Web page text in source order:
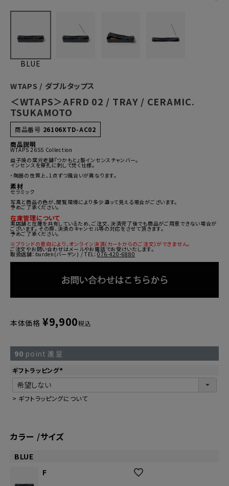
BLUE
WTAPS / ダブルタップス
＜WTAPS＞AFRD 02 / TRAY / CERAMIC.
TSUKAMOTO
商品番号 26106XTD-AC02
商品説明
WTAPS 26SS Collection
益子焼の窯元老舗『つかもと』製インセンスチャンバー。
インセンスを穿孔に刺して焚く仕様。
・陶器の性質上、1点ずつ風合いが異なります。
素材
セラミック
写真と商品の色が、閲覧環境により多少違って見える場合がございます。
予めご了承ください。
在庫管理について
実店舗と在庫を共有しているため、ご注文、決済完了後でも商品がご用意できない場合が
ございます。 その際、決済のキャンセル等の対応をさせて頂きます。
予めご了承ください。
※ブランドの意向により、オンライン決済(カートからのご注文)ができません。
ご注文やお問い合わせはメールやお電話でお受けいたします。
取扱店舗：burden(バーデン) / TEL： 076-420-6880
本体価格 ¥9,900税込
90 point 進呈
ギフトラッピング
(
)
> ギフトラッピングについて
カラー サイズ
BLUE
F